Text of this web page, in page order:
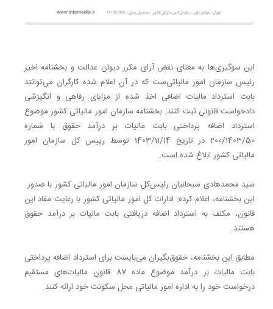
این سوگیری‌ها به معنای نقض آرای مکرر دیوان عدالت و بخشنامه اخیر
رئیس سازمان امور مالیاتی‌ست که در آن اعلام شده کارگران می‌توانتد
بابت استرداد مالیات اضافی اخذ شده از مزایای رفاهی و انگیزشی
دادخواست قانونی ثبت کنند. بخشنامه سازمان امور مالیاتی کشور موضوع
استرداد اضافه پرداختی بابت مالیات بر درآمد حقوق با شماره
200/1403/50 در تاریخ 1403/11/14 توسط رییس کل سازمان امور
مالیاتی کشور ابلاغ شده است.
سید محمدهادی سبحانیان رئیس‌کل سازمان امور مالیاتی کشور با صدور
این بخشنامه‌، اعلام کرده: ادارات کل امور مالیاتی کشور با رعایت مفاد این
قانون، مکلف به استرداد اضافه دریافتی بابت مالیات بر درآمد حقوق
هستند.
مطابق این بخشنامه، حقوق‌بگیران می‌بایست برای استرداد اضافه پرداختی
بابت مالیات بر درآمد موضوع ماده 87 قانون مالیات‌های مستقیم
درخواست خود را به اداره امور مالیاتی محل سکونت خود ارائه کنند.